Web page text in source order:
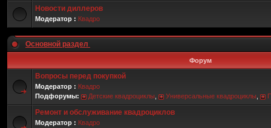
Новости диллеров
Модератор : Квадро
Основной раздел
Форум
Вопросы перед покупкой
Модератор : Квадро
Подфорумы:
Детские квадроциклы Универсальные квадроциклы
Ремонт и обслуживание квадроциклов
Модератор : Квадро